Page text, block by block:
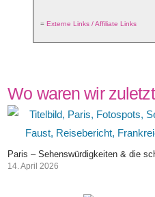
= Externe Links / Affiliate Links
Wo waren wir
Paris – Sehenswürdigkeiten & die
14. April 2026